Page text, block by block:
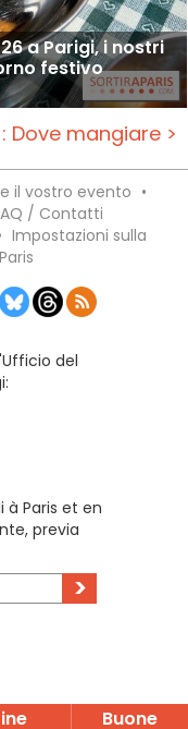
a Parigi, i nostri
festivo
Dove mangiare >
il vostro evento •
/ Contatti
Impostazioni sulla
del
à Paris et en
previa
>
Buone